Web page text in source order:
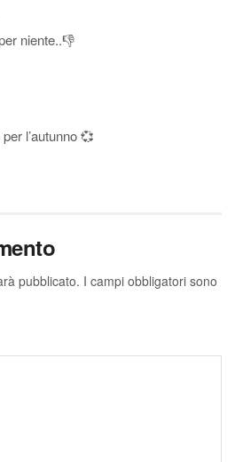
niente..👎
l’autunno 💞
pubblicato. I campi obbligatori sono